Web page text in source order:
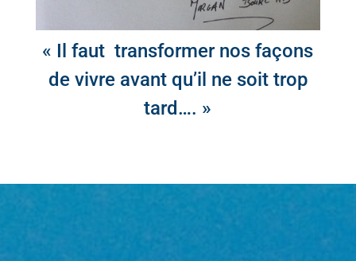
« Il faut transformer nos façons
de vivre avant qu’il ne soit trop
tard…. »